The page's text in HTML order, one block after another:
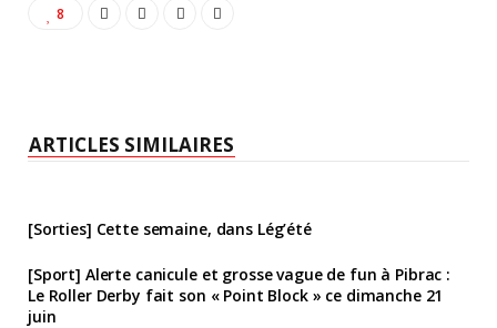
8
ARTICLES SIMILAIRES
[Sorties] Cette semaine, dans Lég’été
[Sport] Alerte canicule et grosse vague de fun à Pibrac :
Le Roller Derby fait son « Point Block » ce dimanche 21
juin